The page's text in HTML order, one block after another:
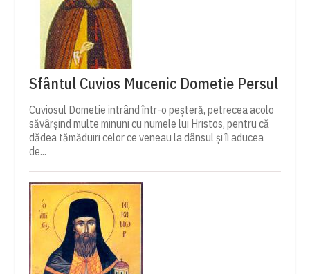
Sfântul Cuvios Mucenic Dometie Persul
Cuviosul Dometie intrând într-o peșteră, petrecea acolo
săvârșind multe minuni cu numele lui Hristos, pentru că
dădea tămăduiri celor ce veneau la dânsul și îi aducea
de...